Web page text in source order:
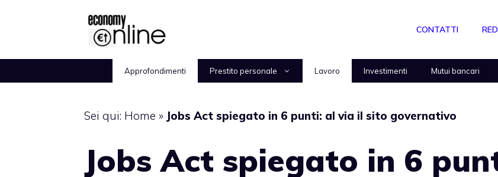
CONTATTI
Approfondimenti Prestito personale Lavoro Investimenti Mutui bancari
Sei qui: Home » Jobs Act spiegato in 6 punti: al via il sito governativo
Jobs Act spiegato in 6